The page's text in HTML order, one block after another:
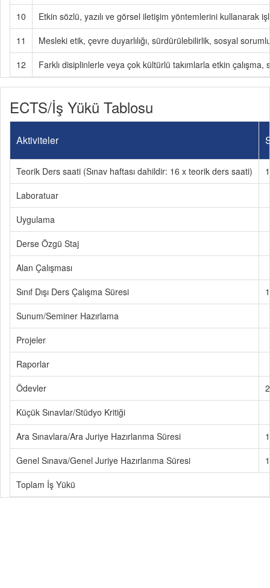
10
Etkin sözlü, yazılı ve görsel iletişim yöntemlerini kullanarak
11
Mesleki etik, çevre duyarlılığı, sürdürülebilirlik, sosyal
12
Farklı disiplinlerle veya çok kültürlü takımlarla etkin
ECTS/İş Yükü Tablosu
Aktiviteler
Teorik Ders saati (Sınav haftası dahildir: 16 x teorik ders saati)
Laboratuar
Uygulama
Derse Özgü Staj
Alan Çalışması
Sınıf Dışı Ders Çalışma Süresi
Sunum/Seminer Hazırlama
Projeler
Raporlar
Ödevler
2
Küçük Sınavlar/Stüdyo Kritiği
Ara Sınavlara/Ara Juriye Hazırlanma Süresi
1
Genel Sınava/Genel Juriye Hazırlanma Süresi
1
Toplam İş Yükü